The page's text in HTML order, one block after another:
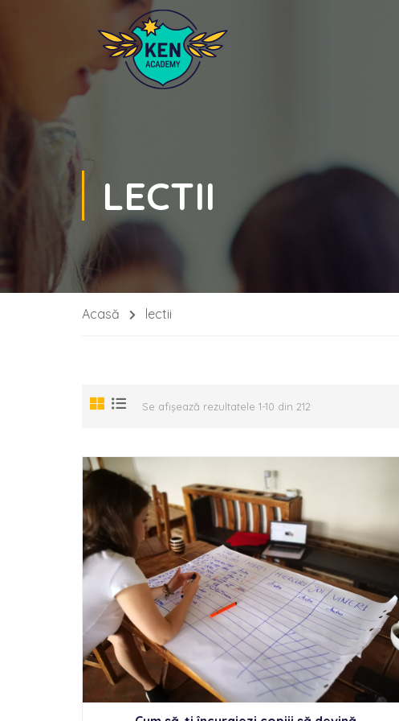
LECTII
Acasă lectii
Se afișează rezultatele 1-10 din 212